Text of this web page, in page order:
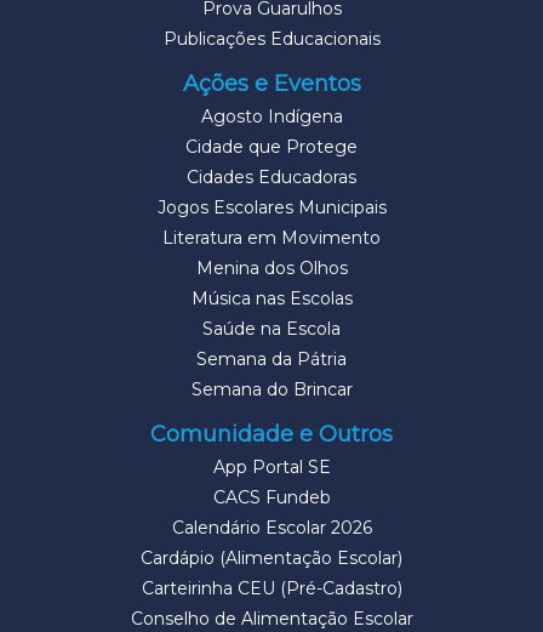
Prova Guarulhos
Publicações Educacionais
Ações e Eventos
Agosto Indígena
Cidade que Protege
Cidades Educadoras
Jogos Escolares Municipais
Literatura em Movimento
Menina dos Olhos
Música nas Escolas
Saúde na Escola
Semana da Pátria
Semana do Brincar
Comunidade e Outros
App Portal SE
CACS Fundeb
Calendário Escolar 2026
Cardápio (Alimentação Escolar)
Carteirinha CEU (Pré-Cadastro)
Conselho de Alimentação Escolar